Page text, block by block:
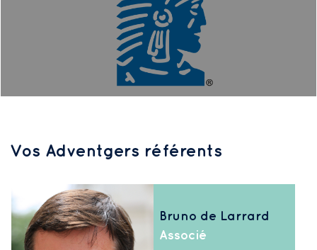
Vos Adventgers référents
Bruno de Larrard
Associé